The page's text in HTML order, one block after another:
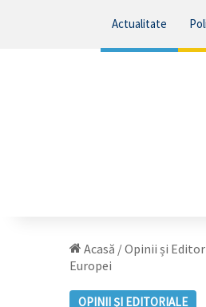
Actualitate
Acasă /Opinii și
Europei
OPINII ȘI EDITORIALE